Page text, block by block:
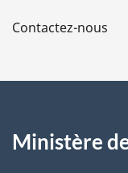
a
e
Contactez-nous
Ministère